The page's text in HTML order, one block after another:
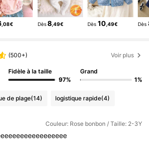
Suiveurs
Suiveurs
,08€ Dès8 ,49€ Dès 10 ,49€ Dès
(500+) Voir plus
Fidèle à la taille
97%
Grand
1%
de plage(14) logistique rapide(4)
Couleur: Rose bonbon / Taille: 2-3Y